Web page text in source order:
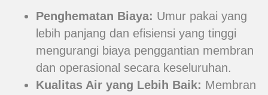
Penghematan Biaya: Umur pakai yang
lebih panjang dan efisiensi yang tinggi
mengurangi biaya penggantian membran
dan operasional secara keseluruhan.
Kualitas Air yang Lebih Baik: Membran